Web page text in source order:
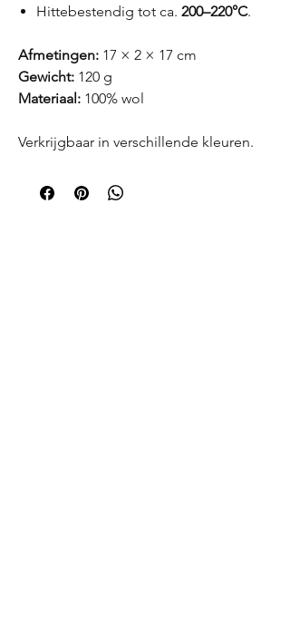
Hittebestendig tot ca. 200–220°C.
Afmetingen: 17 × 2 × 17 cm
Gewicht: 120 g
Materiaal: 100% wol
Verkrijgbaar in verschillende kleuren.